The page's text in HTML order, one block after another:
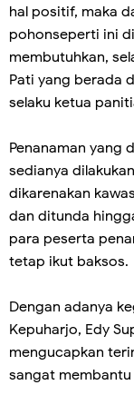
hal positif, maka
pohonseperti ini
membutuhkan,
Pati yang berada
selaku ketua
Penanaman yang
sedianya
dikarenakan
dan ditunda
para peserta
tetap ikut baksos.
Dengan adanya
Kepuharjo, Edy
mengucapkan
sangat membantu